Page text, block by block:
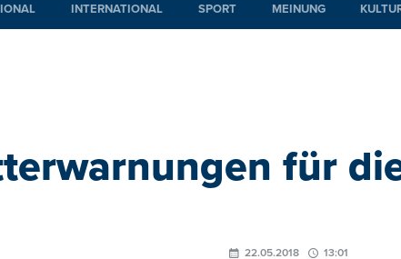
INTERNATIONAL SPORT MEINUNG
für
22.05.2018 13:01